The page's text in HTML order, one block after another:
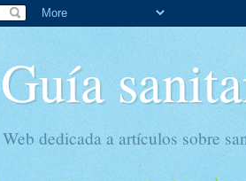
Guía
Web dedicada a artículos sobre